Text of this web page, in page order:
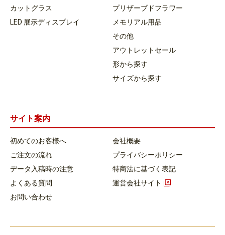
カットグラス
LED 展示ディスプレイ
プリザーブドフラワー
メモリアル用品
その他
アウトレットセール
形から探す
サイズから探す
サイト案内
初めてのお客様へ
ご注文の流れ
データ入稿時の注意
よくある質問
お問い合わせ
会社概要
プライバシーポリシー
特商法に基づく表記
運営会社サイト